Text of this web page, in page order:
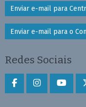
Enviar e-mail para
Enviar e-mail para o
Redes Sociais